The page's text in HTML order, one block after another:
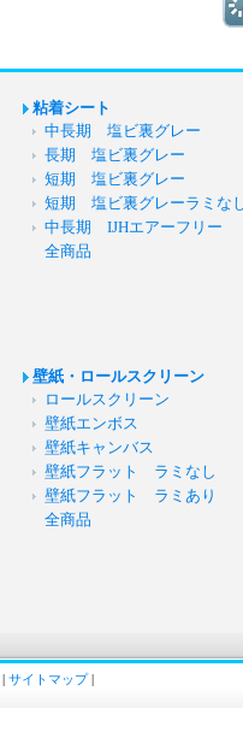
粘着シート
中長期 塩ビ裏グレー
長期 塩ビ裏グレー
短期 塩ビ裏グレー
短期 塩ビ裏グレーラミな
中長期 IJHエアーフリー
全商品
壁紙・ロールスクリーン
ロールスクリーン
壁紙エンボス
壁紙キャンバス
壁紙フラット ラミなし
壁紙フラット ラミあり
全商品
| サイトマップ|